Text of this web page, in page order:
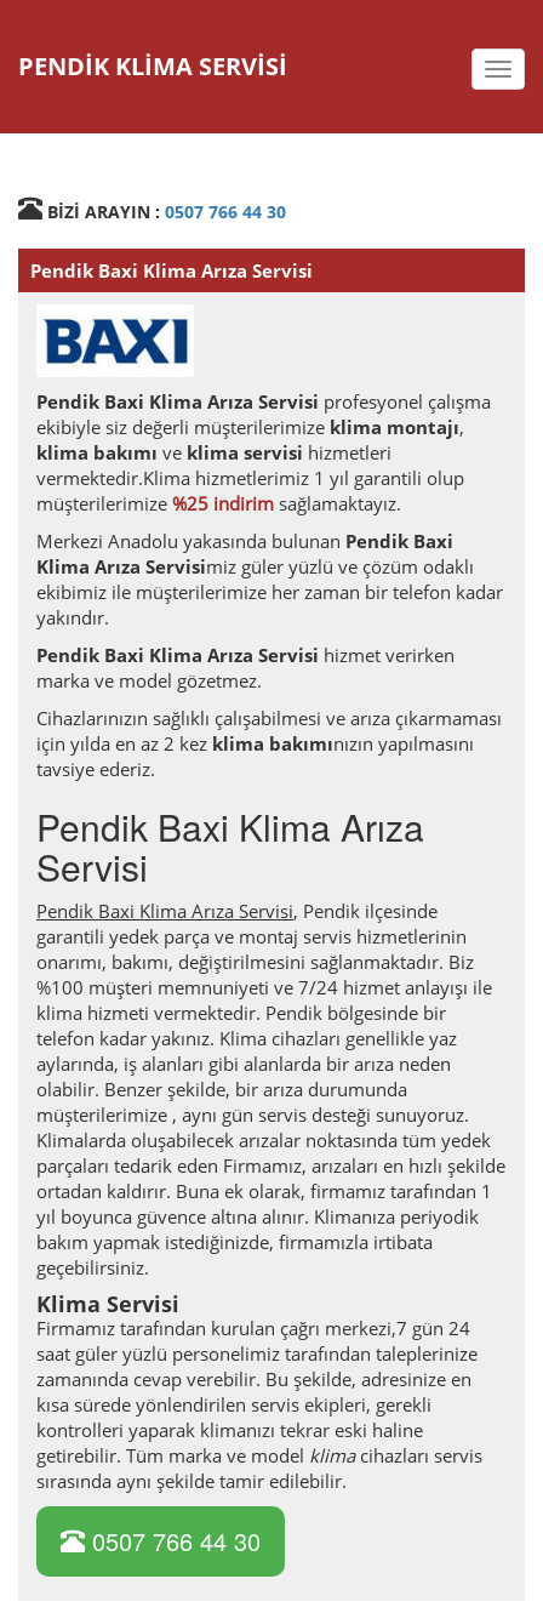
PENDİK KLİMA SERVİSİ
BİZİ ARAYIN : 0507 766 44 30
Pendik Baxi Klima Arıza Servisi
Pendik Baxi Klima Arıza Servisi profesyonel çalışma
ekibiyle siz değerli müşterilerimize klima montajı,
klima bakımı ve klima servisi hizmetleri
vermektedir.Klima hizmetlerimiz 1 yıl garantili olup
müşterilerimize %25 indirim sağlamaktayız.
Merkezi Anadolu yakasında bulunan Pendik Baxi
Klima Arıza Servisimiz güler yüzlü ve çözüm odaklı
ekibimiz ile müşterilerimize her zaman bir telefon kadar
yakındır.
Pendik Baxi Klima Arıza Servisi hizmet verirken
marka ve model gözetmez.
Cihazlarınızın sağlıklı çalışabilmesi ve arıza çıkarmaması
için yılda en az 2 kez klima bakımınızın yapılmasını
tavsiye ederiz.
Pendik Baxi Klima Arıza
Servisi
Pendik Baxi Klima Arıza Servisi, Pendik ilçesinde
garantili yedek parça ve montaj servis hizmetlerinin
onarımı, bakımı, değiştirilmesini sağlanmaktadır. Biz
%100 müşteri memnuniyeti ve 7/24 hizmet anlayışı ile
klima hizmeti vermektedir. Pendik bölgesinde bir
telefon kadar yakınız. Klima cihazları genellikle yaz
aylarında, iş alanları gibi alanlarda bir arıza neden
olabilir. Benzer şekilde, bir arıza durumunda
müşterilerimize , aynı gün servis desteği sunuyoruz.
Klimalarda oluşabilecek arızalar noktasında tüm yedek
parçaları tedarik eden Firmamız, arızaları en hızlı şekilde
ortadan kaldırır. Buna ek olarak, firmamız tarafından 1
yıl boyunca güvence altına alınır. Klimanıza periyodik
bakım yapmak istediğinizde, firmamızla irtibata
geçebilirsiniz.
Klima Servisi
Firmamız tarafından kurulan çağrı merkezi,7 gün 24
saat güler yüzlü personelimiz tarafından taleplerinize
zamanında cevap verebilir. Bu şekilde, adresinize en
kısa sürede yönlendirilen servis ekipleri, gerekli
kontrolleri yaparak klimanızı tekrar eski haline
getirebilir. Tüm marka ve model klimacihazları servis
sırasında aynı şekilde tamir edilebilir.
0507 766 44 30